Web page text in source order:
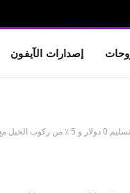
إصدارات الآيفون